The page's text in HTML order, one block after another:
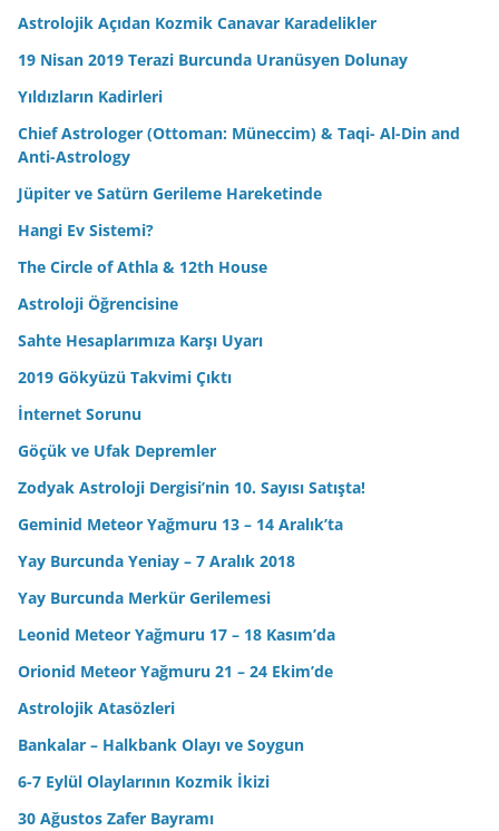
Astrolojik Açıdan Kozmik Canavar Karadelikler
19 Nisan 2019 Terazi Burcunda Uranüsyen Dolunay
Yıldızların Kadirleri
Chief Astrologer (Ottoman: Müneccim) & Taqi- Al-Din and
Anti-Astrology
Jüpiter ve Satürn Gerileme Hareketinde
Hangi Ev Sistemi?
The Circle of Athla & 12th House
Astroloji Öğrencisine
Sahte Hesaplarımıza Karşı Uyarı
2019 Gökyüzü Takvimi Çıktı
İnternet Sorunu
Göçük ve Ufak Depremler
Zodyak Astroloji Dergisi’nin 10. Sayısı Satışta!
Geminid Meteor Yağmuru 13 – 14 Aralık’ta
Yay Burcunda Yeniay – 7 Aralık 2018
Yay Burcunda Merkür Gerilemesi
Leonid Meteor Yağmuru 17 – 18 Kasım’da
Orionid Meteor Yağmuru 21 – 24 Ekim’de
Astrolojik Atasözleri
Bankalar – Halkbank Olayı ve Soygun
6-7 Eylül Olaylarının Kozmik İkizi
30 Ağustos Zafer Bayramı